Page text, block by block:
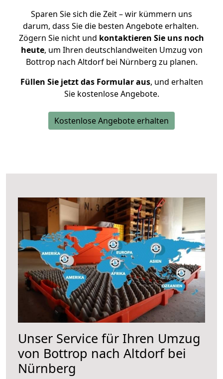
Sparen Sie sich die Zeit – wir kümmern uns
darum, dass Sie die besten Angebote erhalten.
Zögern Sie nicht und kontaktieren Sie uns noch
heute, um Ihren deutschlandweiten Umzug von
Bottrop nach Altdorf bei Nürnberg zu planen.
Füllen Sie jetzt das Formular aus, und erhalten
Sie kostenlose Angebote.
Kostenlose Angebote erhalten
Unser Service für Ihren Umzug
von Bottrop nach Altdorf bei
Nürnberg